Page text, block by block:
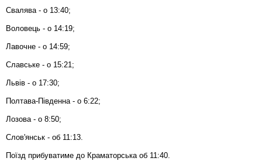
Свалява - о 13:40;
Воловець - о 14:19;
Лавочне - о 14:59;
Славське - о 15:21;
Львів - о 17:30;
Полтава-Південна - о 6:22;
Лозова - о 8:50;
Слов'янськ - об 11:13.
Поїзд прибуватиме до Краматорська об 11:40.